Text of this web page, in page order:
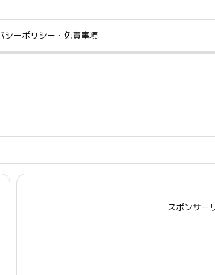
シーポリシー・免責事項
スポンサー